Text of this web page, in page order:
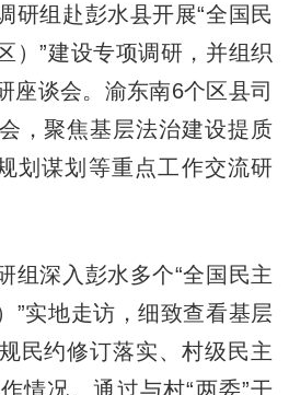
研组赴彭水县开展“全国民
）”建设专项调研，并组织
座谈会。渝东南6个区县司
，聚焦基层法治建设提质
划谋划等重点工作交流研
深入彭水多个“全国民主
”实地走访，细致查看基层
民约修订落实、村级民主
情况。通过与村“两委”干